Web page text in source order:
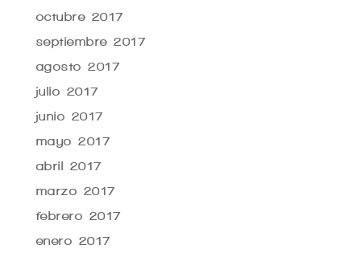
octubre 2017
septiembre 2017
agosto 2017
julio 2017
junio 2017
mayo 2017
abril 2017
marzo 2017
febrero 2017
enero 2017